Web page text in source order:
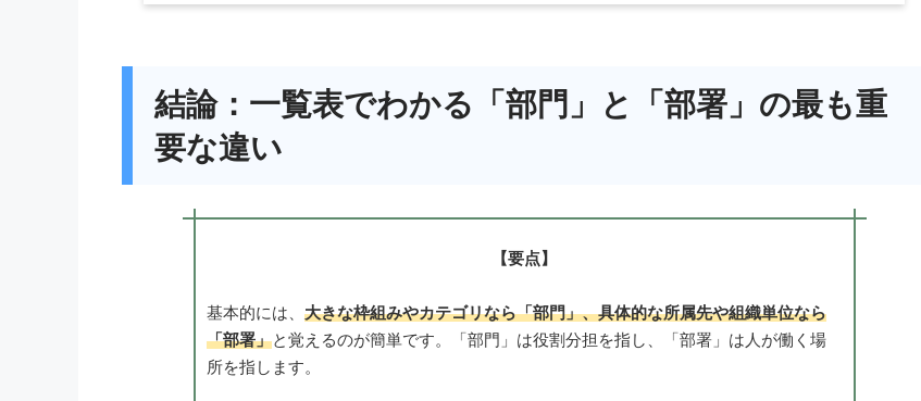
結論：一覧表でわかる「部門」と「部署」の最も重
要な違い
【要点】
基本的には、大きな枠組みやカテゴリなら「部門」、具体的な所属先や組織単位なら
「部署」と覚えるのが簡単です。「部門」は役割分担を指し、「部署」は人が働く場
所を指します。